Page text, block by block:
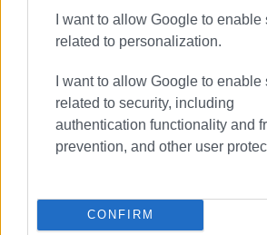
I want to allow Google to enable
related to personalization.
I want to allow Google to enable
related to security, including
authentication functionality and
prevention, and other user
CONFIRM
πραγματοποίησε μια άκρως
μουσική παράδοση της Κέρκυρας.